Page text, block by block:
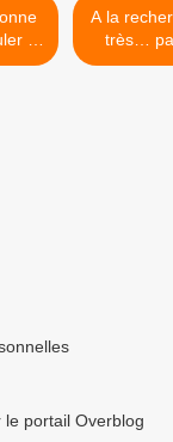
/
A la
très…
Agency.
portail Overblog